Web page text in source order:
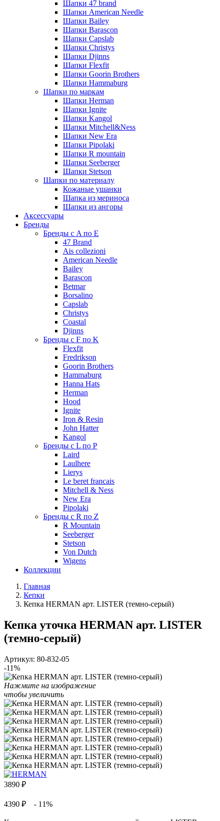
Шапки 47 brand
Шапки American Needle
Шапки Bailey
Шапки Barascon
Шапки Capslab
Шапки Christys
Шапки Djinns
Шапки Flexfit
Шапки Goorin Brothers
Шапки Hammaburg
Шапки по маркам
Шапки Herman
Шапки Ignite
Шапки Kangol
Шапки Mitchell&Ness
Шапки New Era
Шапки Pipolaki
Шапки R mountain
Шапки Seeberger
Шапки Stetson
Шапки по материалу
Кожаные ушанки
Шапка из мериноса
Шапки из ангоры
Аксессуары
Бренды
Бренды с A по E
47 Brand
Ais collezioni
American Needle
Bailey
Barascon
Betmar
Borsalino
Capslab
Christys
Coastal
Djinns
Бренды с F по K
Flexfit
Fredrikson
Goorin Brothers
Hammaburg
Hanna Hats
Herman
Hood
Ignite
Iron & Resin
John Hatter
Kangol
Бренды с L по P
Laird
Laulhere
Lierys
Le beret francais
Mitchell & Ness
New Era
Pipolaki
Бренды с R по Z
R Mountain
Seeberger
Stetson
Von Dutch
Wigens
Коллекции
Главная
Кепки
Кепка HERMAN арт. LISTER (темно-серый)
Кепка уточка HERMAN арт. LISTER
(темно-серый)
Артикул: 80-832-05
-11%
Нажмите на изображение
чтобы увеличить
3890 ₽
4390 ₽ - 11%